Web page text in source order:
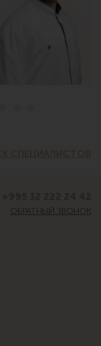
ОБРАТНЫЙ ЗВОНОК